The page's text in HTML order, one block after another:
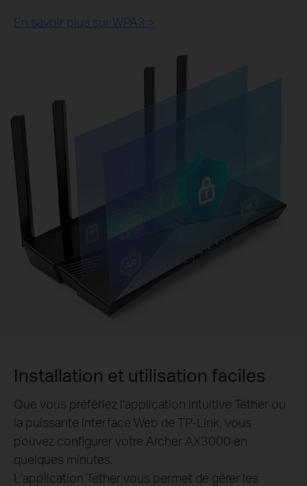
En savoir plus sur WPA3 >
Installation et utilisation faciles
Que vous préfériez l'application intuitive Tether ou
la puissante interface Web de TP-Link, vous
pouvez configurer votre Archer AX3000 en
quelques minutes.
L'application Tether vous permet de gérer les